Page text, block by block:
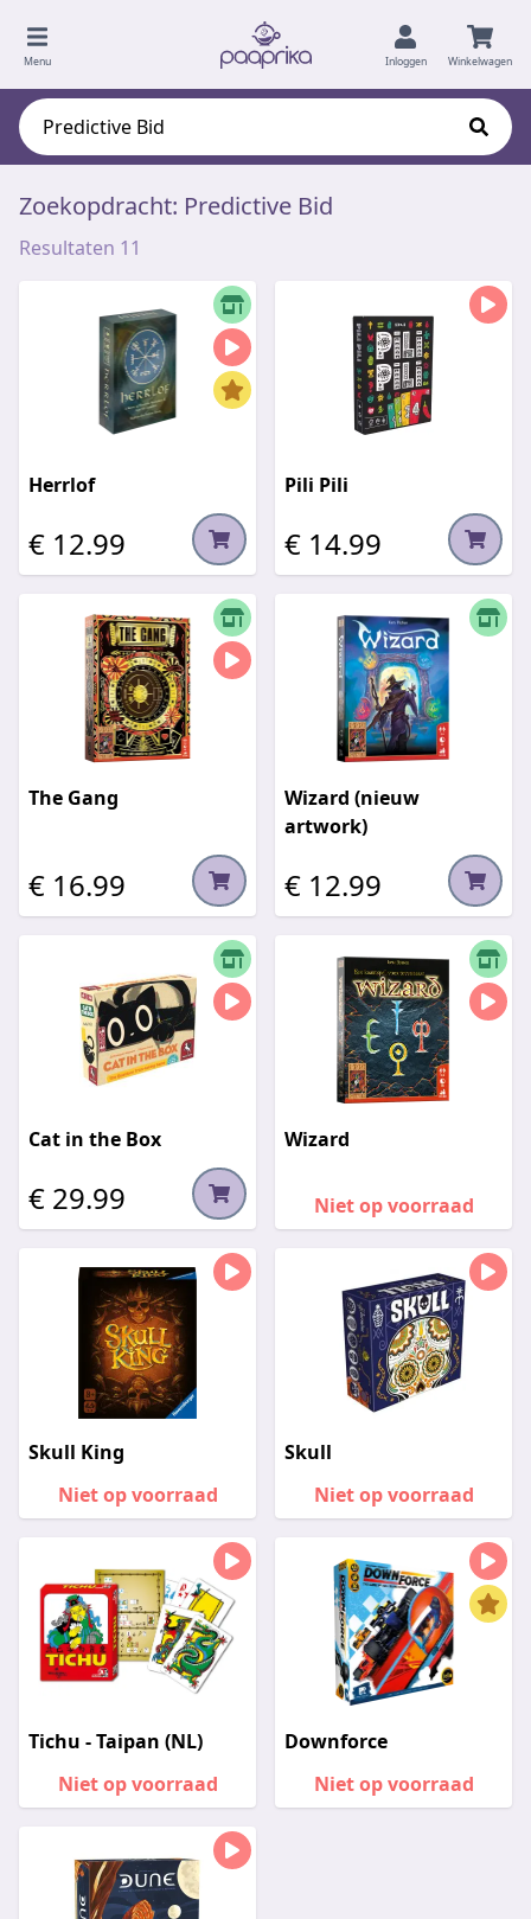
Menu Inloggen Winkelwagen
Zoekopdracht: Predictive Bid
Resultaten 11
Herrlof
€ 12.99
Pili Pili
€ 14.99
The Gang
€ 16.99
Wizard (nieuw
artwork)
€ 12.99
Cat in the Box
€ 29.99
Wizard
Niet op voorraad
Skull King
Niet op voorraad
Skull
Niet op voorraad
Tichu - Taipan (NL)
Niet op voorraad
Downforce
Niet op voorraad